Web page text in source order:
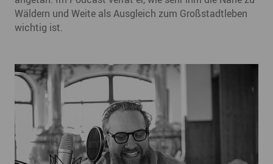
Wäldern und Weite als Ausgleich zum Großstadtleben
wichtig ist.